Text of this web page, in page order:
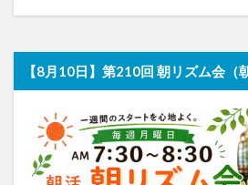
【8月10日】第210回 朝リズム会（